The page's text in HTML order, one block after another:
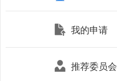
我的申请
推荐委员会